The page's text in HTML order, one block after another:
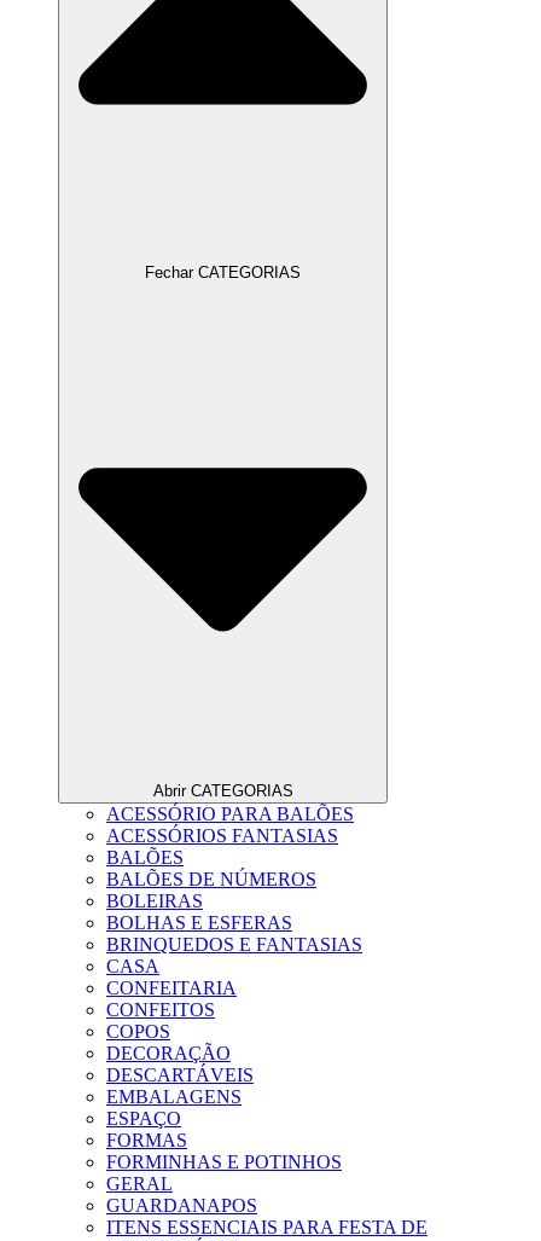
Fechar CATEGORIAS
Abrir CATEGORIAS
ACESSÓRIO PARA BALÕES
ACESSÓRIOS FANTASIAS
BALÕES
BALÕES DE NÚMEROS
BOLEIRAS
BOLHAS E ESFERAS
BRINQUEDOS E FANTASIAS
CASA
CONFEITARIA
CONFEITOS
COPOS
DECORAÇÃO
DESCARTÁVEIS
EMBALAGENS
ESPAÇO
FORMAS
FORMINHAS E POTINHOS
GERAL
GUARDANAPOS
ITENS ESSENCIAIS PARA FESTA DE